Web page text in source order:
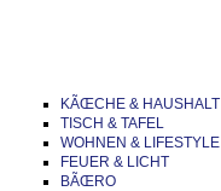
KÃŒCHE & HAUSHALT
TISCH & TAFEL
WOHNEN & LIFESTYLE
FEUER & LICHT
BÃŒRO